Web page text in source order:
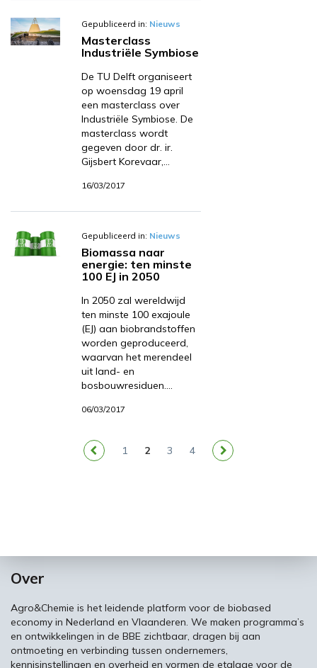
Gepubliceerd in: Nieuws
Masterclass
Industriële Symbiose
De TU Delft organiseert
op woensdag 19 april
een masterclass over
Industriële Symbiose. De
masterclass wordt
gegeven door dr. ir.
Gijsbert Korevaar,…
16/03/2017
Gepubliceerd in: Nieuws
Biomassa naar
energie: ten minste
100 EJ in 2050
In 2050 zal wereldwijd
ten minste 100 exajoule
(EJ) aan biobrandstoffen
worden geproduceerd,
waarvan het merendeel
uit land- en
bosbouwresiduen.…
06/03/2017
1 2 3 4
Over
Agro&Chemie is het leidende platform voor de biobased
economy in Nederland en Vlaanderen. We maken programma’s
en ontwikkelingen in de BBE zichtbaar, dragen bij aan
ontmoeting en verbinding tussen ondernemers,
kennisinstellingen en overheid en vormen de etalage voor de